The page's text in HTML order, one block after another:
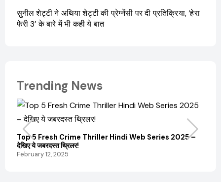
सुनील शेट्टी ने अथिया शेट्टी की प्रेग्नेंसी पर दी प्रतिक्रिया, ‘हेरा
फेरी 3’ के बारे में भी कही ये बात
Trending News
Top 5 Fresh Crime Thriller Hindi Web Series 2025 –
देखिए ये जबरदस्त थ्रिलर!
February 12, 2025